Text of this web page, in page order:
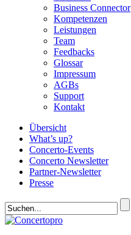
Business Connector
Kompetenzen
Leistungen
Team
Feedbacks
Glossar
Impressum
AGBs
Support
Kontakt
Übersicht
What’s up?
Concerto-Events
Concerto Newsletter
Partner-Newsletter
Presse